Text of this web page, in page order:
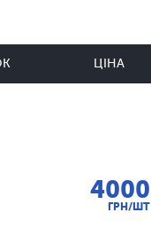
ЦІНА
4000
ГРН/ШТ